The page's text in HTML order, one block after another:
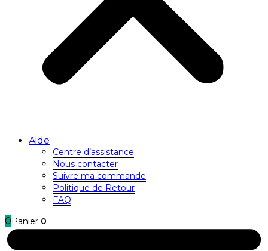
Aide
Centre d’assistance
Nous contacter
Suivre ma commande
Politique de Retour
FAQ
0 Panier 0